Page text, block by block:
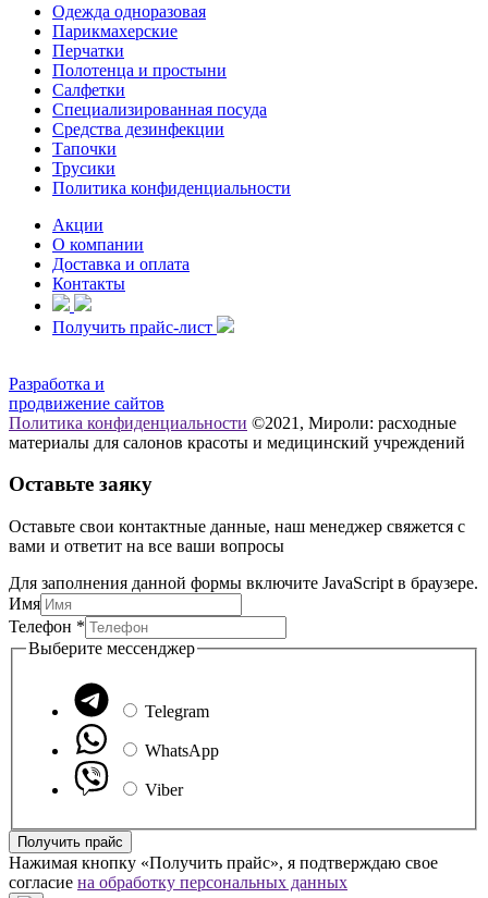
Одежда одноразовая
Парикмахерские
Перчатки
Полотенца и простыни
Салфетки
Специализированная посуда
Средства дезинфекции
Тапочки
Трусики
Политика конфиденциальности
Акции
О компании
Доставка и оплата
Контакты
Получить прайс-лист
Разработка и
продвижение сайтов
Политика конфиденциальности ©2021, Мироли: расходные
материалы для салонов красоты и медицинский учреждений
Оставьте заяку
Оставьте свои контактные данные, наш менеджер свяжется с
вами и ответит на все ваши вопросы
Для заполнения данной формы включите JavaScript в браузере.
мессенджер
Телефон
Имя
Имя
Телефон *
Выберите мессенджер
Telegram
WhatsApp
Viber
Получить прайс
Нажимая кнопку «Получить прайс», я подтверждаю свое
согласие на обработку персональных данных